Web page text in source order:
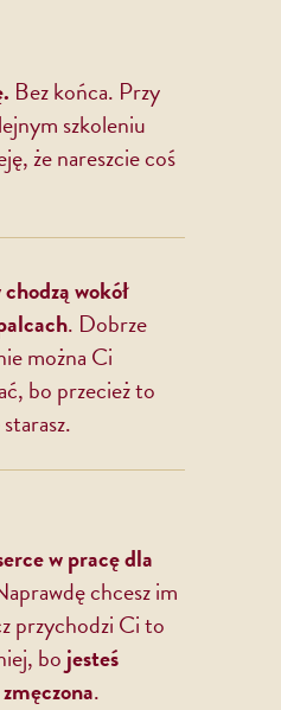
Bez końca. Przy
szkoleniu
że nareszcie coś
wokół
. Dobrze
można Ci
bo przecież to
w pracę dla
chcesz im
przychodzi Ci to
bo jesteś
.